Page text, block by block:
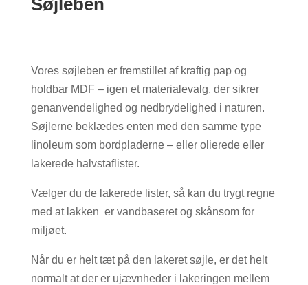
Søjleben
Vores søjleben er fremstillet af kraftig pap og
holdbar MDF – igen et materialevalg, der sikrer
genanvendelighed og nedbrydelighed i naturen.
Søjlerne beklædes enten med den samme type
linoleum som bordpladerne – eller olierede eller
lakerede halvstaflister.
Vælger du de lakerede lister, så kan du trygt regne
med at lakken er vandbaseret og skånsom for
miljøet.
Når du er helt tæt på den lakeret søjle, er det helt
normalt at der er ujævnheder i lakeringen mellem